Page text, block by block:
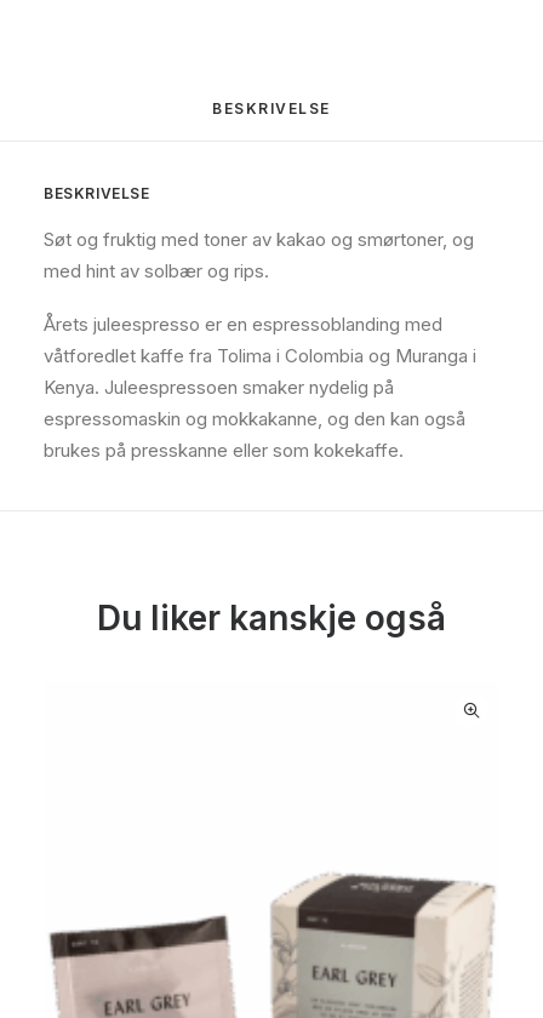
BESKRIVELSE
BESKRIVELSE
Søt og fruktig med toner av kakao og smørtoner, og
med hint av solbær og rips.
Årets juleespresso er en espressoblanding med
våtforedlet kaffe fra Tolima i Colombia og Muranga i
Kenya. Juleespressoen smaker nydelig på
espressomaskin og mokkakanne, og den kan også
brukes på presskanne eller som kokekaffe.
Du liker kanskje også